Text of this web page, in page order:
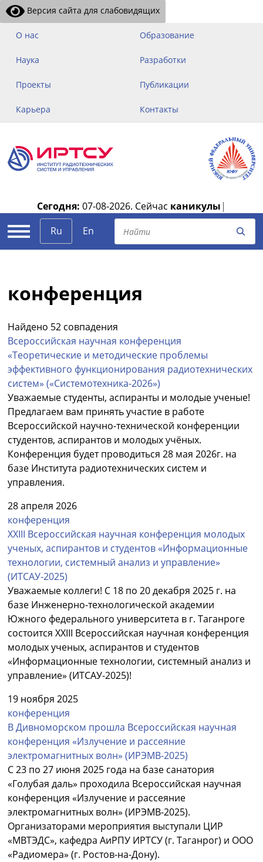
Версия сайта для слабовидящих
О нас Образование
Наука Разработки
Проекты Публикации
Карьера Контакты
Сегодня: 07-08-2026. Сейчас каникулы |
Ru
En
конференция
Найдено 52 совпадения
Всероссийская научная конференция
«Теоретические и методические проблемы
эффективного функционирования радиотехнических
систем» («Системотехника-2026»)
Уважаемые студенты, аспиранты и молодые ученые!
Предлагаем вам принять участие в работе
Всероссийской научно-технической конференции
студентов, аспирантов и молодых учёных.
Конференция будет проводиться 28 мая 2026г. на
базе Института радиотехнических систем и
управления.
28 апреля 2026
конференция
XХIII Всероссийская научная конференция молодых
ученых, аспирантов и студентов «Информационные
технологии, системный анализ и управление»
(ИТСАУ-2025)
Уважаемые коллеги! С 18 по 20 декабря 2025 г. на
базе Инженерно-технологической академии
Южного федерального университета в г. Таганроге
состоится XХIII Всероссийская научная конференция
молодых ученых, аспирантов и студентов
«Информационные технологии, системный анализ и
управление» (ИТСАУ-2025)!
19 ноября 2025
конференция
В Дивноморском прошла Всероссийская научная
конференция «Излучение и рассеяние
электромагнитных волн» (ИРЭМВ-2025)
С 23 по 27 июня 2025 года на базе санатория
«Голубая даль» проходила Всероссийская научная
конференция «Излучение и рассеяние
электромагнитных волн» (ИРЭМВ-2025).
Организаторами мероприятия выступали ЦИР
«МВТЭДС», кафедра АиРПУ ИРТСУ (г. Таганрог) и ООО
«Радиомера» (г. Ростов-на-Дону).